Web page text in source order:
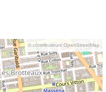
© contributeurs OpenStreetMap